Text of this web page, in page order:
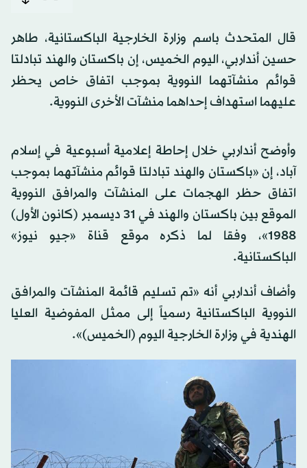
قال المتحدث باسم وزارة الخارجية الباكستانية، طاهر
حسين أنداربي، اليوم الخميس، إن باكستان والهند تبادلتا
قوائم منشآتهما النووية بموجب اتفاق خاص يحظر
عليهما استهداف إحداهما منشآت الأخرى النووية.
وأوضح أنداربي خلال إحاطة إعلامية أسبوعية في إسلام
آباد، إن «باكستان والهند تبادلتا قوائم منشآتهما بموجب
اتفاق حظر الهجمات على المنشآت والمرافق النووية
الموقع بين باكستان والهند في 31 ديسمبر (كانون الأول)
1988»، وفقا لما ذكره موقع قناة «جيو نيوز»
الباكستانية.
وأضاف أنداربي أنه «تم تسليم قائمة المنشآت والمرافق
النووية الباكستانية رسمياً إلى ممثل المفوضية العليا
الهندية في وزارة الخارجية اليوم (الخميس)».